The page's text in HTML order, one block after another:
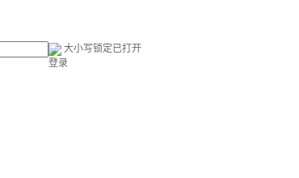
大小写锁定已打开
登录